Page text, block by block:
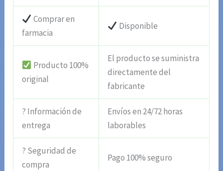
Comprar en
farmacia
Disponible
Producto 100%
original
El producto se suministra
directamente del
fabricante
? Información de
entrega
Envíos en 24/72 horas
laborables
? Seguridad de
compra
Pago 100% seguro